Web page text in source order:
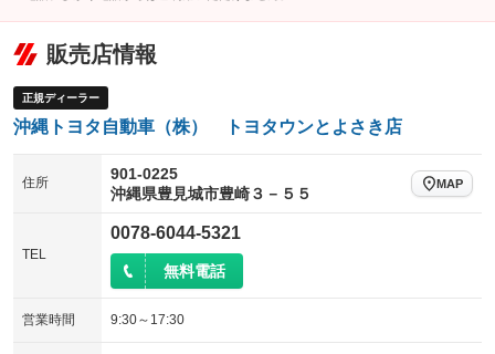
販売店情報
正規ディーラー
沖縄トヨタ自動車（株） トヨタウンとよさき店
住所
901-0225
沖縄県豊見城市豊崎３－５５
MAP
TEL
0078-6044-5321
無料電話
営業時間 9:30～17:30